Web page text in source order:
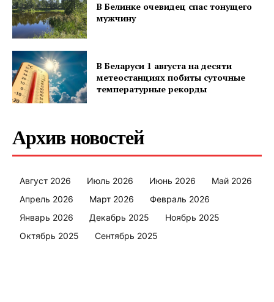
В Белинке очевидец спас тонущего
мужчину
В Беларуси 1 августа на десяти
метеостанциях побиты суточные
температурные рекорды
Архив новостей
Август 2026 Июль 2026 Июнь 2026
Май 2026
Апрель 2026
Март 2026
Февраль 2026
Январь 2026
Декабрь 2025
Ноябрь 2025
Октябрь 2025
Сентябрь 2025